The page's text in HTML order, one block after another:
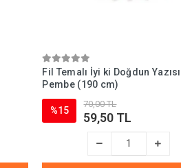
Fil Temalı İyi ki Doğdun Yazısı
Pembe (190 cm)
%15
70,00 TL
59,50 TL